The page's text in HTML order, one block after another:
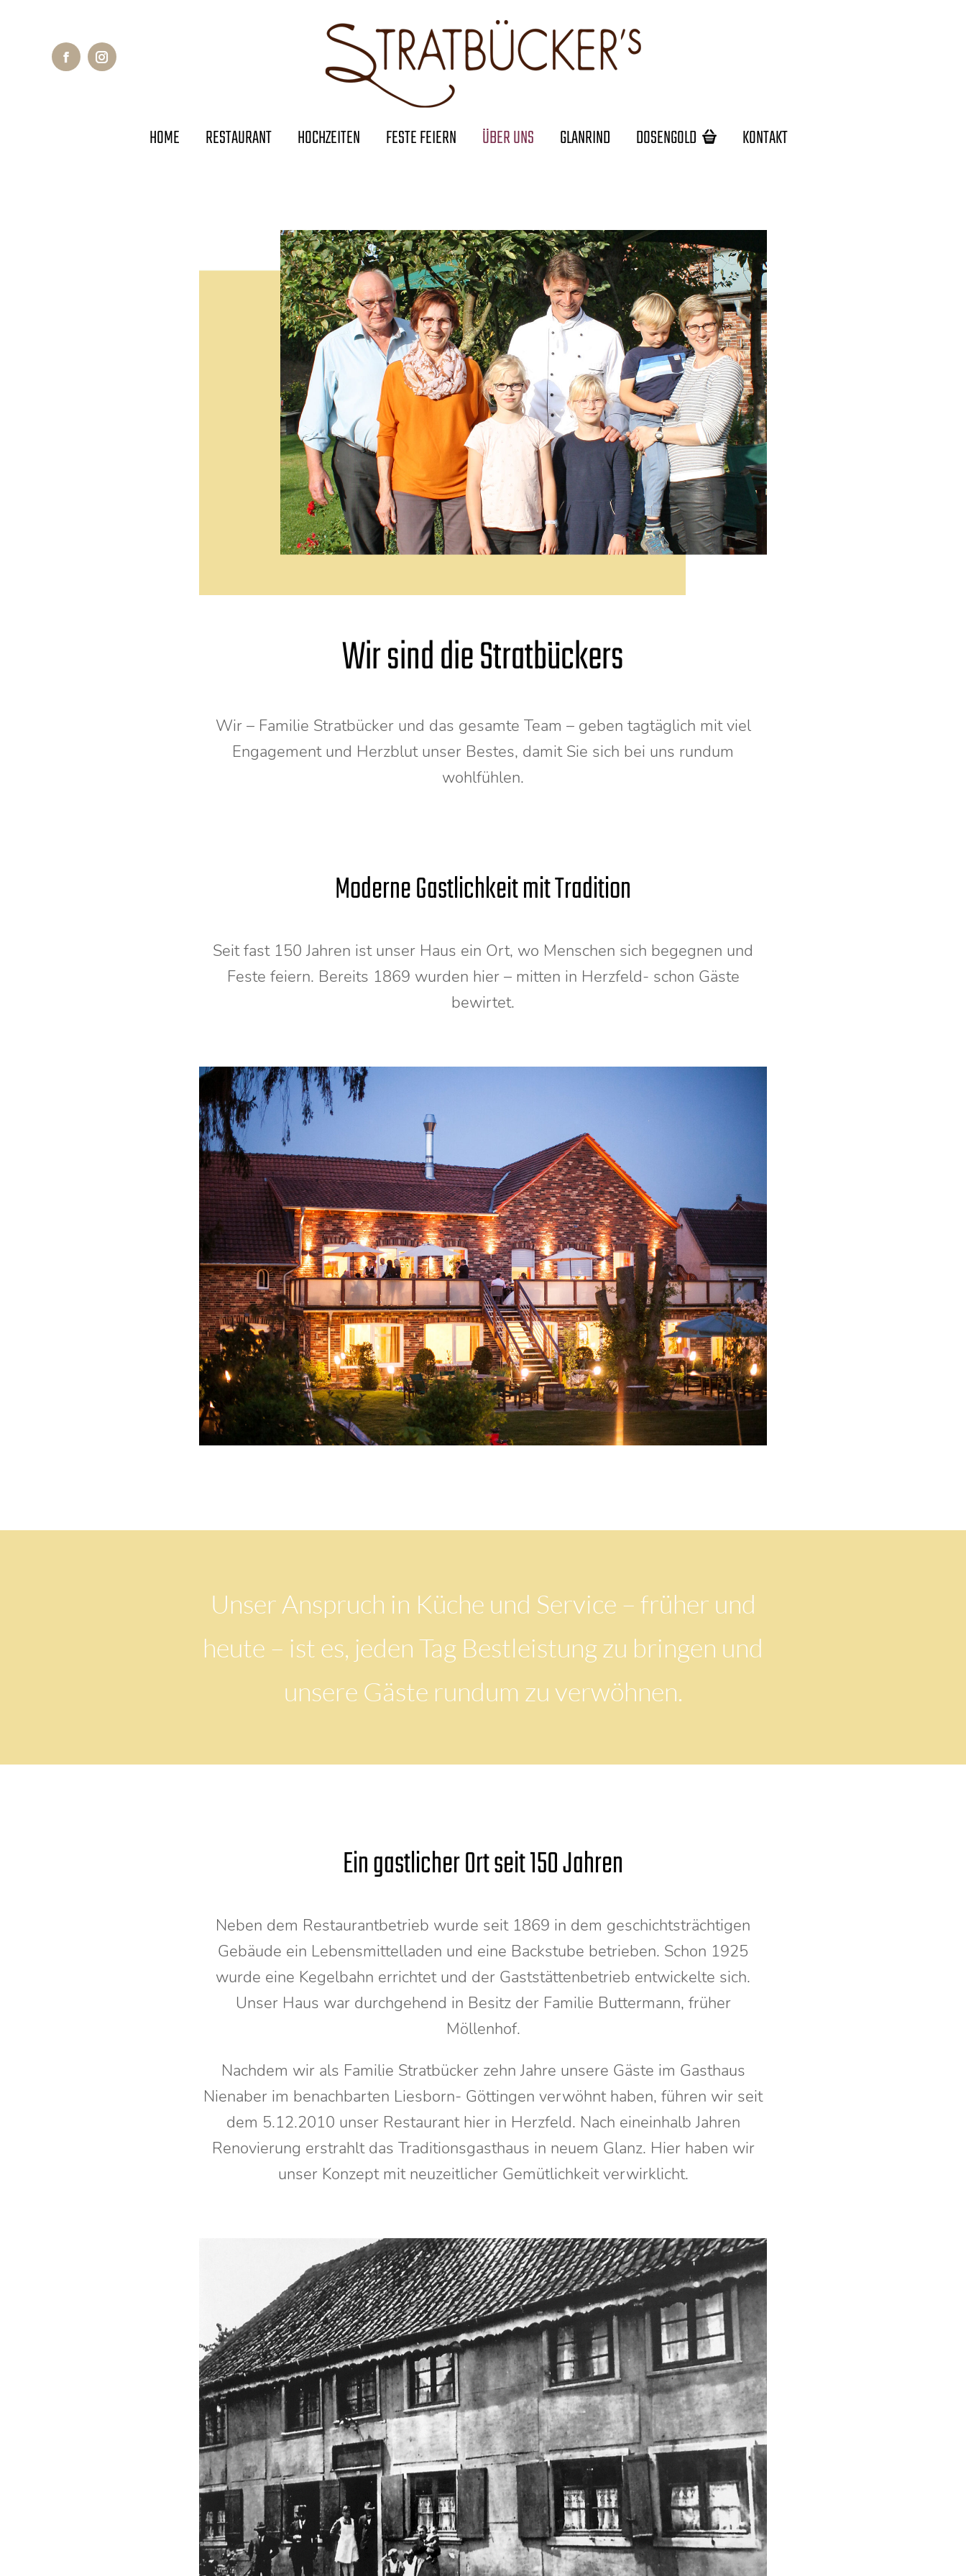
HOME RESTAURANT HOCHZEITEN FESTE FEIERN ÜBER UNS GLANRIND DOSENGOLD KONTAKT
Wir sind die Stratbückers
Wir – Familie Stratbücker und das gesamte Team – geben tagtäglich mit viel
Engagement und Herzblut unser Bestes, damit Sie sich bei uns rundum
wohlfühlen.
Moderne Gastlichkeit mit Tradition
Seit fast 150 Jahren ist unser Haus ein Ort, wo Menschen sich begegnen und
Feste feiern. Bereits 1869 wurden hier – mitten in Herzfeld- schon Gäste
bewirtet.
Unser Anspruch in Küche und Service – früher und
heute – ist es, jeden Tag Bestleistung zu bringen und
unsere Gäste rundum zu verwöhnen.
Ein gastlicher Ort seit 150 Jahren
Neben dem Restaurantbetrieb wurde seit 1869 in dem geschichtsträchtigen
Gebäude ein Lebensmittelladen und eine Backstube betrieben. Schon 1925
wurde eine Kegelbahn errichtet und der Gaststättenbetrieb entwickelte sich.
Unser Haus war durchgehend in Besitz der Familie Buttermann, früher
Möllenhof.
Nachdem wir als Familie Stratbücker zehn Jahre unsere Gäste im Gasthaus
Nienaber im benachbarten Liesborn- Göttingen verwöhnt haben, führen wir seit
dem 5.12.2010 unser Restaurant hier in Herzfeld. Nach eineinhalb Jahren
Renovierung erstrahlt das Traditionsgasthaus in neuem Glanz. Hier haben wir
unser Konzept mit neuzeitlicher Gemütlichkeit verwirklicht.